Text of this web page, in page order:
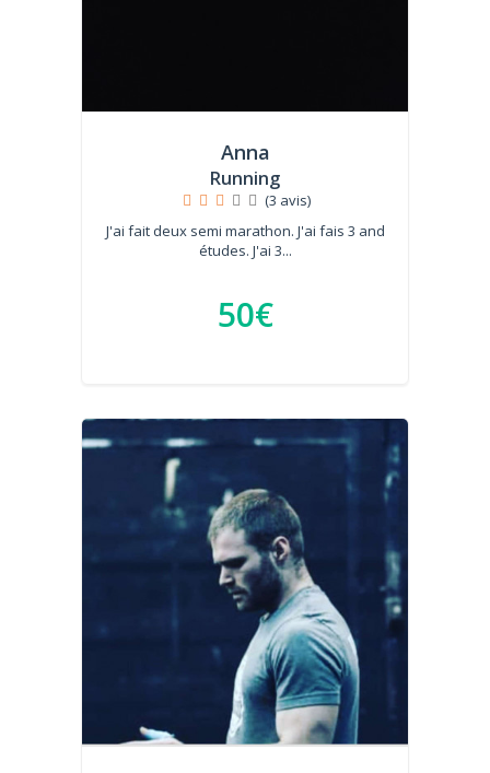
Anna
Running
(3 avis)
J'ai fait deux semi marathon. J'ai fais 3 and
études. J'ai 3...
50€